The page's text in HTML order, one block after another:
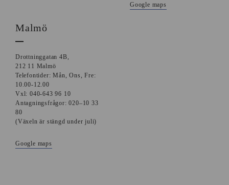
Google maps
Malmö
Drottninggatan 4B,
212 11 Malmö
Telefontider: Mån, Ons, Fre:
10.00-12.00
Vxl: 040-643 96 10
Antagningsfrågor: 020–10 33
80
(Växeln är stängd under juli)
Google maps